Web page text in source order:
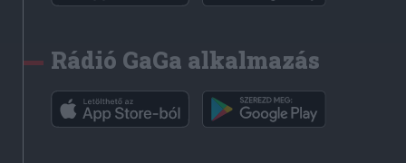
Rádió GaGa alkalmazás